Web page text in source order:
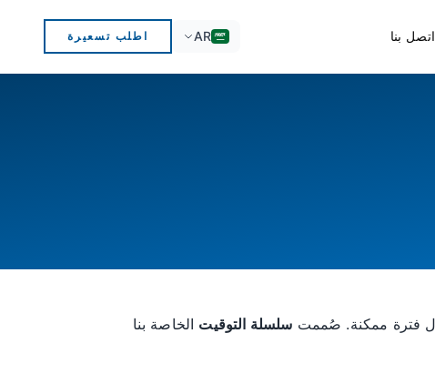
اتصل بنا AR اطلب تسعيرة
سلسلة التوقيت الخاصة بنا